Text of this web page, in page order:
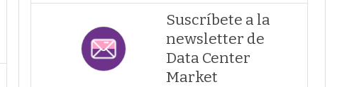
Suscríbete a la
newsletter de
Data Center
Market